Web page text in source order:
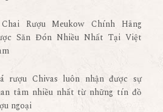
Rượu Meukow Chính Hãng
Săn Đón Nhiều Nhất Tại Việt
rượu Chivas luôn nhận được sự
tâm nhiều nhất từ những tín đồ
ngoại